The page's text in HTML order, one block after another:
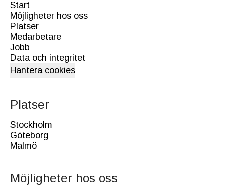
Start
Möjligheter hos oss
Platser
Medarbetare
Jobb
Data och integritet
Hantera cookies
Platser
Stockholm
Göteborg
Malmö
Möjligheter hos oss